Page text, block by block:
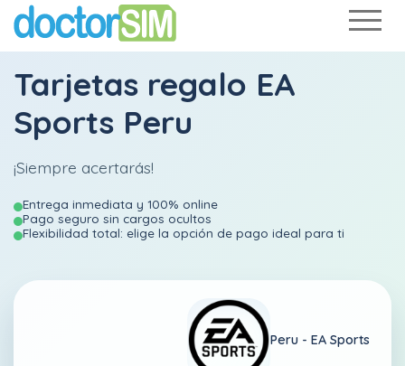
Tarjetas regalo EA
Sports Peru
¡Siempre acertarás!
Entrega inmediata y 100% online
Pago seguro sin cargos ocultos
Flexibilidad total: elige la opción de pago ideal para ti
Peru - EA Sports